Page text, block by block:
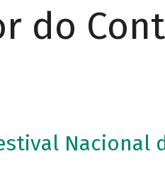
do
Nacional